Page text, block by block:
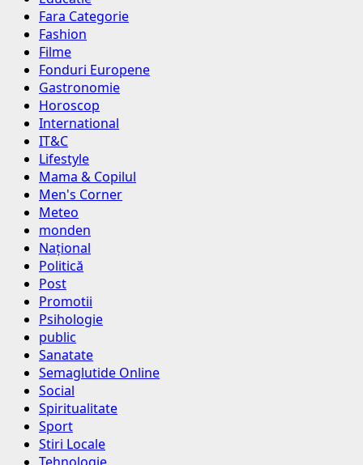
Fara Categorie
Fashion
Filme
Fonduri Europene
Gastronomie
Horoscop
International
IT&C
Lifestyle
Mama & Copilul
Men's Corner
Meteo
monden
Național
Politică
Post
Promotii
Psihologie
public
Sanatate
Semaglutide Online
Social
Spiritualitate
Sport
Stiri Locale